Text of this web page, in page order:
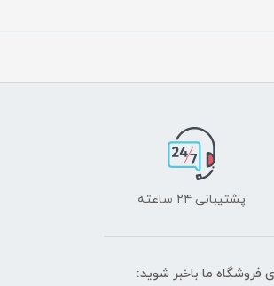
پشتیبانی ۲۴ ساعته
فروشگاه ما باخبر شوید: